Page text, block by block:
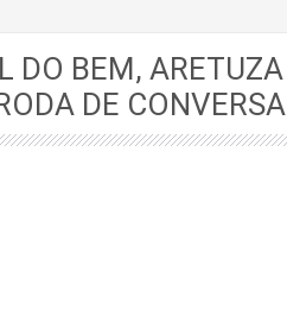
DO BEM, ARETUZA
DE CONVERSA